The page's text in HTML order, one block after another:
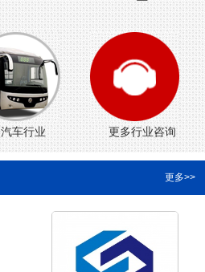
汽车行业 更多行业咨询
更多>>